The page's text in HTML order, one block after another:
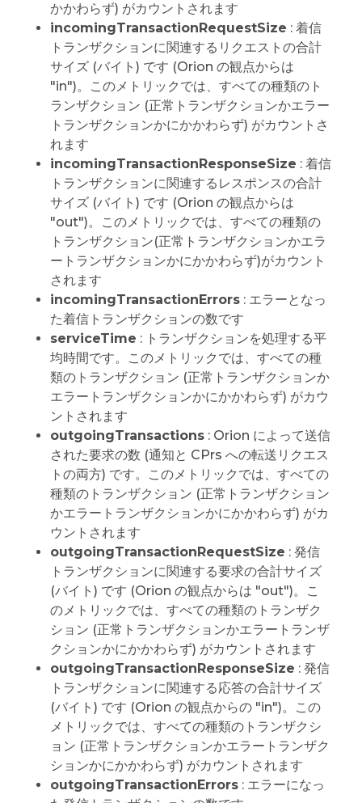
かかわらず) がカウントされます
incomingTransactionRequestSize : 着信
トランザクションに関連するリクエストの合計
サイズ (バイト) です (Orion の観点からは
"in")。このメトリックでは、すべての種類のト
ランザクション (正常トランザクションかエラー
トランザクションかにかかわらず) がカウントさ
れます
incomingTransactionResponseSize : 着信
トランザクションに関連するレスポンスの合計
サイズ (バイト) です (Orion の観点からは
"out")。このメトリックでは、すべての種類の
トランザクション(正常トランザクションかエラ
ートランザクションかにかかわらず)がカウント
されます
incomingTransactionErrors: エラーとなっ
た着信トランザクションの数です
serviceTime : トランザクションを処理する平
均時間です。このメトリックでは、すべての種
類のトランザクション (正常トランザクションか
エラートランザクションかにかかわらず) がカウ
ントされます
outgoingTransactions: Orion によって送信
された要求の数 (通知と CPrs への転送リクエス
トの両方) です。このメトリックでは、すべての
種類のトランザクション (正常トランザクション
かエラートランザクションかにかかわらず) がカ
ウントされます
outgoingTransactionRequestSize : 発信
トランザクションに関連する要求の合計サイズ
(バイト) です (Orion の観点からは "out")。こ
のメトリックでは、すべての種類のトランザク
ション (正常トランザクションかエラートランザ
クションかにかかわらず) がカウントされます
outgoingTransactionResponseSize : 発信
トランザクションに関連する応答の合計サイズ
(バイト) です (Orion の観点からの "in")。この
メトリックでは、すべての種類のトランザクシ
ョン (正常トランザクションかエラートランザク
ションかにかかわらず) がカウントされます
outgoingTransactionErrors: エラーになっ